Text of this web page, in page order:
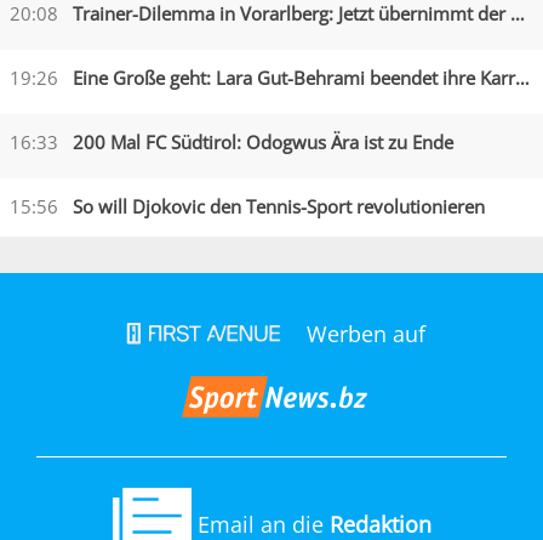
20:08 Trainer-Dilemma in Vorarlberg: Jetzt übernimmt der Assistent
19:26 Eine Große geht: Lara Gut-Behrami beendet ihre Karriere
16:33 200 Mal FC Südtirol: Odogwus Ära ist zu Ende
15:56 So will Djokovic den Tennis-Sport revolutionieren
Werben auf
Email an die Redaktion